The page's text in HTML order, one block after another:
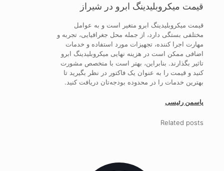
قیمت میکروبلیدینگ ابرو در شیراز
قیمت میکروبلیدینگ ابرو متغیر است و به عوامل
مختلفی بستگی دارد، از جمله محل جغرافیایی، تجربه و
مهارت اجرا کننده، تجهیزات مورد استفاده و خدمات
اضافی ممکن است در هزینه نهایی میکروبلیدینگ ابرو
تاثیر بگذارند. بنابراین، بهتر است با متخصص مشورت
کنید و قیمت را به عنوان یک فاکتور در نظر بگیرید تا
بهترین خدمات را در محدوده بودجه‌تان دریافت کنید.
یاسمن رئیسی
Related posts